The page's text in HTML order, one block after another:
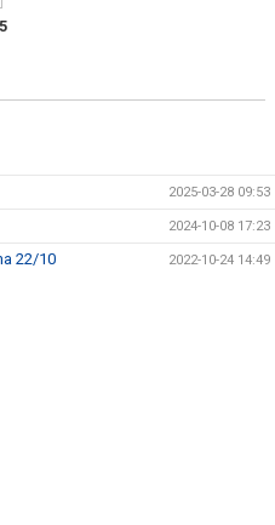
2025-03-28 09:53
2024-10-08 17:23
22/10 2022-10-24 14:49